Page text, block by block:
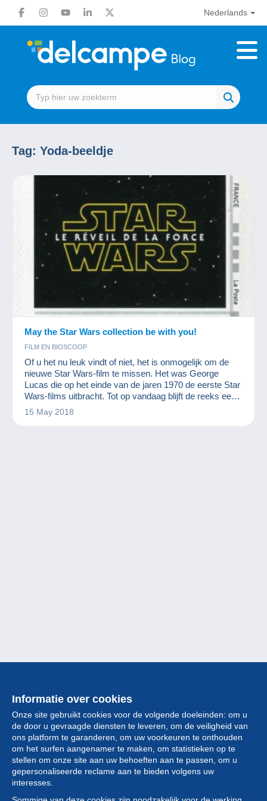
Nederlands
Tag: Yoda-beeldje
May the Star Wars collection be with you!
FILM EN BIOSCOOP
Of u het nu leuk vindt of niet, het is onmogelijk om de
nieuwe Star Wars-film te missen. Het was George
Lucas die op het einde van de jaren 1970 de eerste Star
Wars-films uitbracht. Tot op vandaag blijft de reeks een
groot succes. Net zoals het succes van de films, is ook
de Star Wars-collectie enorm!
15 May 2018
Informatie over cookies
Onze site gebruikt cookies voor de volgende doeleinden: om u
de door u gevraagde diensten te leveren, om de veiligheid van
ons platform te garanderen, om uw voorkeuren te onthouden
om het surfen aangenamer te maken, om statistieken op te
stellen om onze site aan uw behoeften aan te passen, om u
gepersonaliseerde reclame aan te bieden volgens uw
interesses.
Collectie